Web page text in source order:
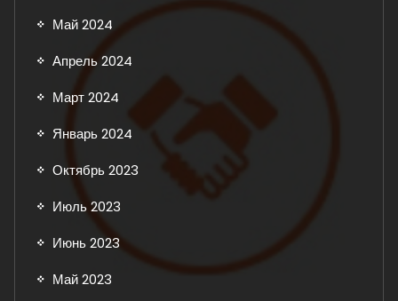
Май 2024
Апрель 2024
Март 2024
Январь 2024
Октябрь 2023
Июль 2023
Июнь 2023
Май 2023